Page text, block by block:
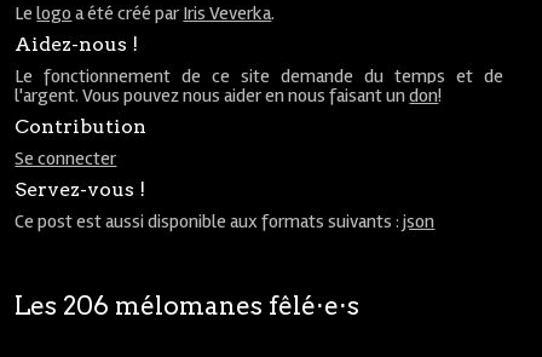
Lelogo a été créé par Iris Veverka.
Aidez-nous !
Le fonctionnement de ce site demande du temps et de
l'argent. Vous pouvez nous aider en nous faisant undon!
Contribution
Se connecter
Servez-vous !
Ce post est aussi disponible aux formats suivants :json
Les 206 mélomanes fêlé⋅e⋅s